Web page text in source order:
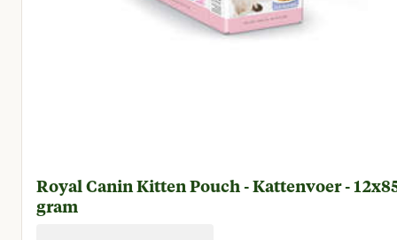
Royal Canin Kitten Pouch - Kattenvoer -
gram